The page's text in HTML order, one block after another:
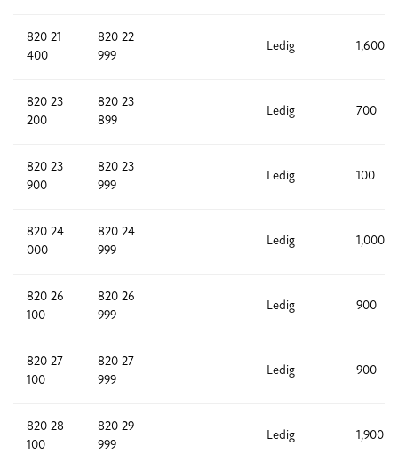
820 21
400
820 22
999
Ledig 1,600
820 23
200
820 23
899
Ledig 700
820 23
900
820 23
999
Ledig 100
820 24
000
820 24
999
Ledig 1,000
820 26
100
820 26
999
Ledig 900
820 27
100
820 27
999
Ledig 900
820 28
100
820 29
999
Ledig 1,900